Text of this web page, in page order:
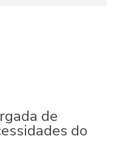
de
do